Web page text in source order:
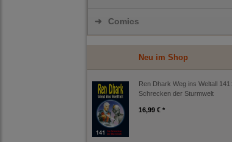
➜ Comics
Neu im Shop
Ren Dhark Weg ins Weltall 141:
Schrecken der Sturmwelt
16,99 € *